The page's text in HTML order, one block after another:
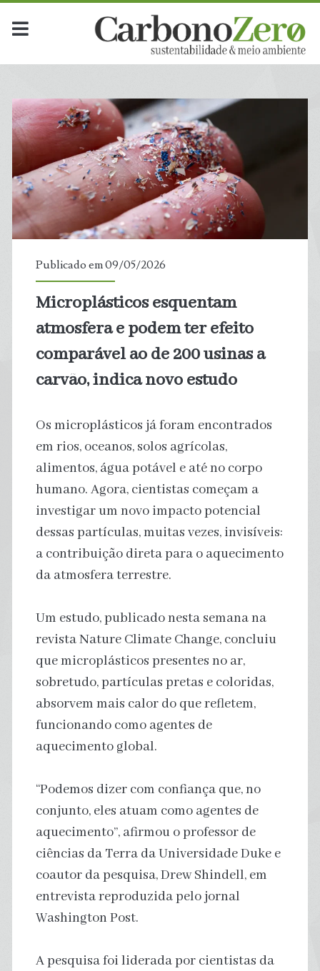
Publicado em 09/05/2026
Microplásticos esquentam
atmosfera e podem ter efeito
comparável ao de 200 usinas a
carvão, indica novo estudo
Os microplásticos já foram encontrados
em rios, oceanos, solos agrícolas,
alimentos, água potável e até no corpo
humano. Agora, cientistas começam a
investigar um novo impacto potencial
dessas partículas, muitas vezes, invisíveis:
a contribuição direta para o aquecimento
da atmosfera terrestre.
Um estudo, publicado nesta semana na
revista Nature Climate Change, concluiu
que microplásticos presentes no ar,
sobretudo, partículas pretas e coloridas,
absorvem mais calor do que refletem,
funcionando como agentes de
aquecimento global.
“Podemos dizer com confiança que, no
conjunto, eles atuam como agentes de
aquecimento”, afirmou o professor de
ciências da Terra da Universidade Duke e
coautor da pesquisa, Drew Shindell, em
entrevista reproduzida pelo jornal
Washington Post.
A pesquisa foi liderada por cientistas da